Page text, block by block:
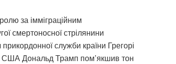
за імміграційним
смертоносної стрілянини
служби країни Грегорі
США Дональд Трамп пом’якшив тон